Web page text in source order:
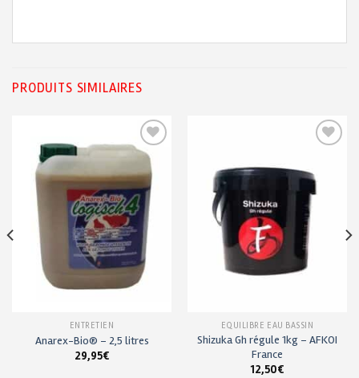
PRODUITS SIMILAIRES
Ajouter
à ma
liste de
souhaits
ENTRETIEN
Anarex-Bio® – 2,5 litres
29,95€
à ma
liste de
souhaits
EQUILIBRE EAU BASSIN
Shizuka Gh régule 1kg – AFKOI
France
12,50€